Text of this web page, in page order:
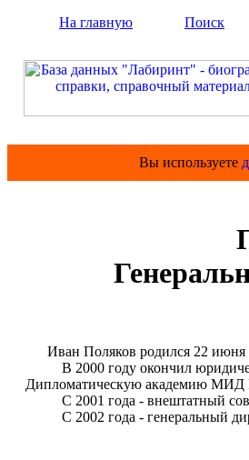
На главную
Поиск
Вы используете
Иван Поляков родился 22 июня
В 2000 году окончил
Дипломатическую академию МИД
С 2001 года - внештатный
С 2002 года - генеральный